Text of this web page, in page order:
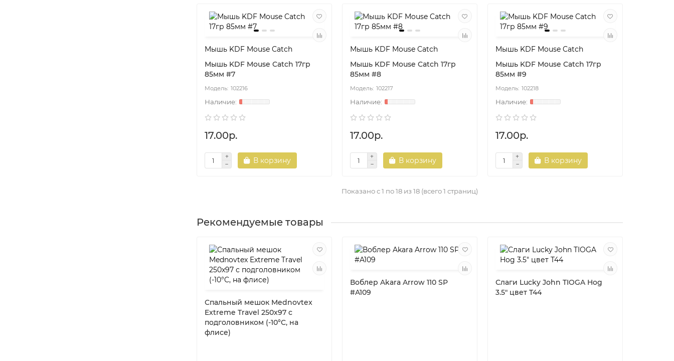
Мышь KDF Mouse Catch
Мышь KDF Mouse Catch 17гр
85мм #7
102216
17.00р.
В корзину
Мышь KDF Mouse Catch
Мышь KDF Mouse Catch 17гр
85мм #8
102217
17.00р.
В корзину
Мышь KDF Mouse Catch
Мышь KDF Mouse Catch 17гр
85мм #9
102218
17.00р.
В корзину
Показано с 1 по 18 из 18 (всего 1 страниц)
Рекомендуемые товары
Спальный мешок Mednovtex
Extreme Travel 250x97 с
подголовником (-10°C, на
флисе)
Воблер Akara Arrow 110 SP
#A109
Слаги Lucky John TIOGA Hog
3.5" цвет T44